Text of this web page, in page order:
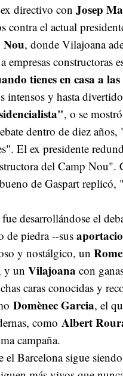
directivo con Josep
contra el actual
Nou, donde Vilajoana
empresas constructoras
tienes en casa a
intensos y hasta
, o se
dentro de diez años,
El ex presidente
del Camp Nou".
de Gaspart replicó,
desarrollándose el
de piedra --sus
y nostálgico, un
y un Vilajoana con
caras conocidas y
Domènec Garcia, el
como Albert
campaña.
el Barcelona sigue